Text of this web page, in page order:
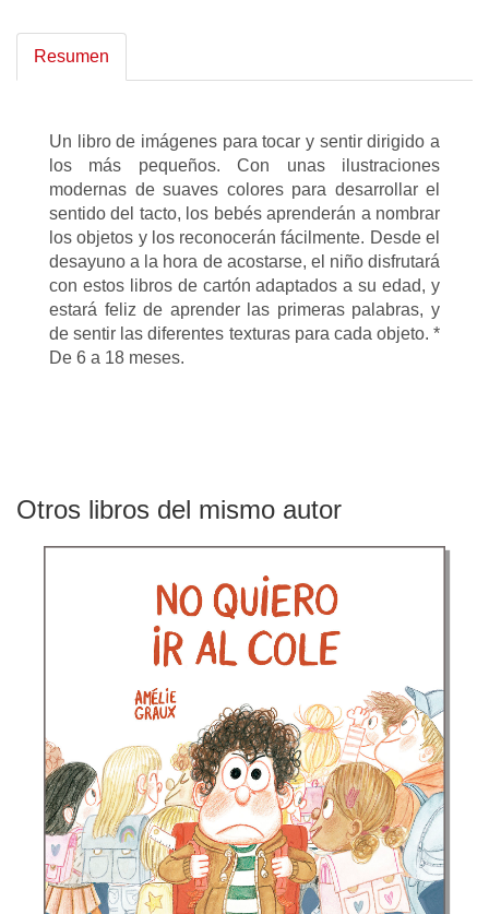
Resumen
Un libro de imágenes para tocar y sentir dirigido a
los más pequeños. Con unas ilustraciones
modernas de suaves colores para desarrollar el
sentido del tacto, los bebés aprenderán a nombrar
los objetos y los reconocerán fácilmente. Desde el
desayuno a la hora de acostarse, el niño disfrutará
con estos libros de cartón adaptados a su edad, y
estará feliz de aprender las primeras palabras, y
de sentir las diferentes texturas para cada objeto. *
De 6 a 18 meses.
Otros libros del mismo autor